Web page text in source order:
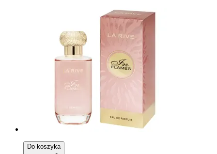
Do koszyka